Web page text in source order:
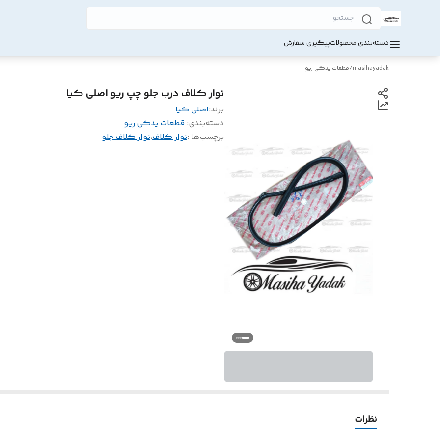
دسته‌بندی محصولاتپیگیری سفارش
masihayadak
/قطعات یدکی ریو
نوار کلاف درب جلو چپ ریو اصلی کیا
برند:اصلی کیا
دسته‌بندی: قطعات یدکی ریو
برچسب‌ها :نوار کلاف،نوار کلاف جلو
نظرات